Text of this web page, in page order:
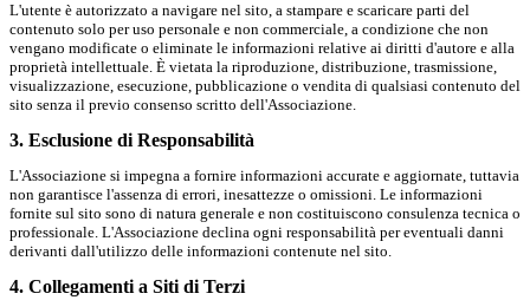
L'utente è autorizzato a navigare nel sito, a stampare e scaricare parti del
contenuto solo per uso personale e non commerciale, a condizione che non
vengano modificate o eliminate le informazioni relative ai diritti d'autore e alla
proprietà intellettuale. È vietata la riproduzione, distribuzione, trasmissione,
visualizzazione, esecuzione, pubblicazione o vendita di qualsiasi contenuto del
sito senza il previo consenso scritto dell'Associazione.
3. Esclusione di Responsabilità
L'Associazione si impegna a fornire informazioni accurate e aggiornate, tuttavia
non garantisce l'assenza di errori, inesattezze o omissioni. Le informazioni
fornite sul sito sono di natura generale e non costituiscono consulenza tecnica o
professionale. L'Associazione declina ogni responsabilità per eventuali danni
derivanti dall'utilizzo delle informazioni contenute nel sito.
4. Collegamenti a Siti di Terzi